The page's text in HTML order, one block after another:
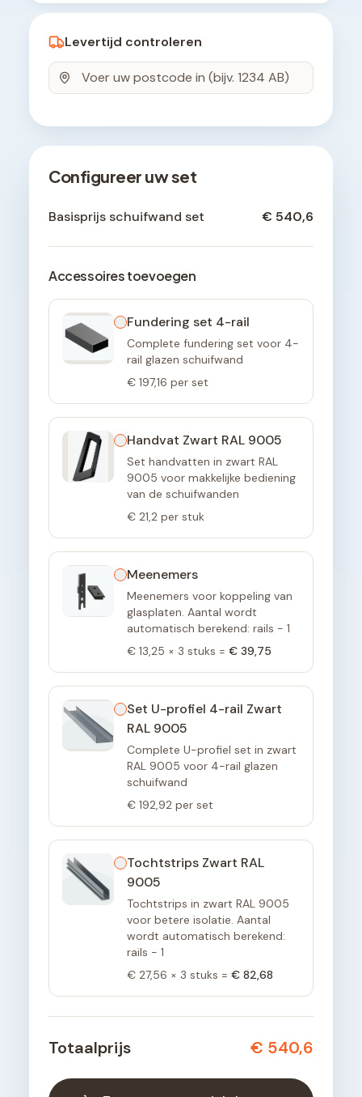
Levertijd controleren
Configureer uw set
Basisprijs schuifwand set € 540,6
Accessoires toevoegen
Fundering set 4-rail
Complete fundering set voor 4-
rail glazen schuifwand
€ 197,16 per set
Handvat Zwart RAL 9005
Set handvatten in zwart RAL
9005 voor makkelijke bediening
van de schuifwanden
€ 21,2 per stuk
Meenemers
Meenemers voor koppeling van
glasplaten. Aantal wordt
automatisch berekend: rails - 1
€ 13,25 × 3 stuks = € 39,75
Set U-profiel 4-rail Zwart
RAL 9005
Complete U-profiel set in zwart
RAL 9005 voor 4-rail glazen
schuifwand
€ 192,92 per set
Tochtstrips Zwart RAL
9005
Tochtstrips in zwart RAL 9005
voor betere isolatie. Aantal
wordt automatisch berekend:
rails - 1
€ 27,56 × 3 stuks = € 82,68
Totaalprijs € 540,6